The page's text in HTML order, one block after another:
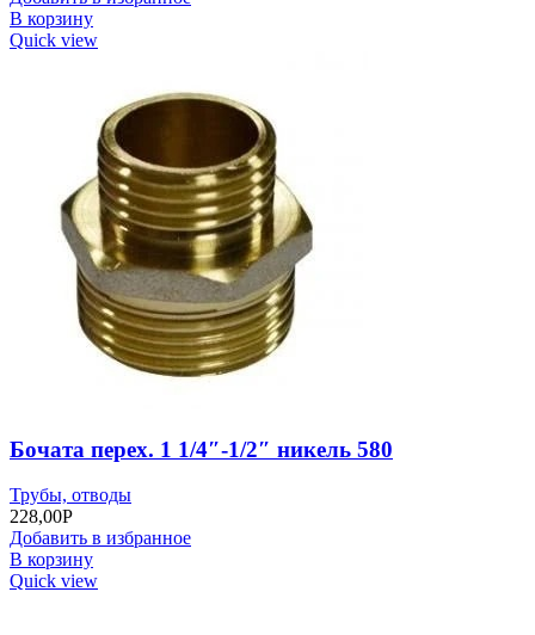
В корзину
Quick view
Бочата перех. 1 1/4″-1/2″ никель 580
Трубы, отводы
228,00Р
Добавить в избранное
В корзину
Quick view